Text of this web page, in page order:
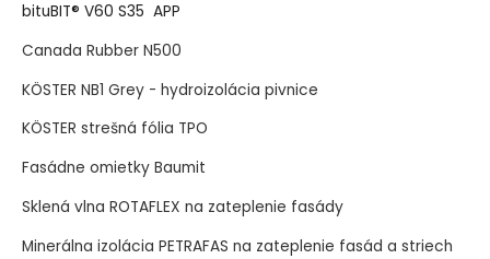
bituBIT® V60 S35 APP
Canada Rubber N500
KÖSTER NB1 Grey - hydroizolácia pivnice
KÖSTER strešná fólia TPO
Fasádne omietky Baumit
Sklená vlna ROTAFLEX na zateplenie fasády
Minerálna izolácia PETRAFAS na zateplenie fasád a striech